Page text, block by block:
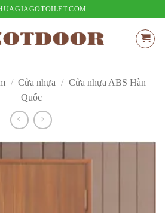
/ Cửa nhựa / Cửa nhựa ABS Hàn
Quốc